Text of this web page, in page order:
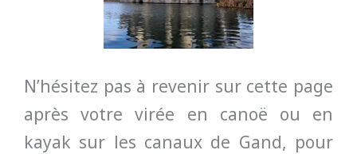
N’hésitez pas à revenir sur cette page
après votre virée en canoë ou en
kayak sur les canaux de Gand, pour